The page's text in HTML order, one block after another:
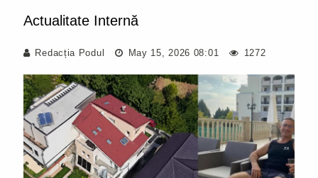
Actualitate Internă
Redacția Podul May 15, 2026 08:01 1272